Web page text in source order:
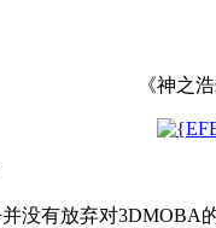
《神之
没有放弃对